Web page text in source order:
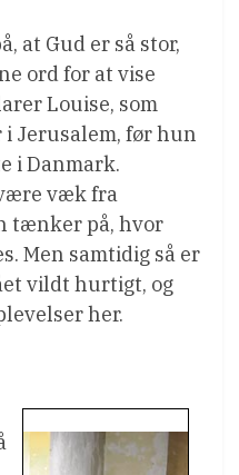
at Gud er så stor,
ord for at vise
Louise, som
Jerusalem, før hun
i Danmark.
væk fra
tænker på, hvor
Men samtidig så er
vildt hurtigt, og
her.